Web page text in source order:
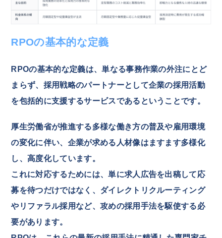
RPOの基本的な定義
RPOの基本的な定義は、単なる事務作業の外注にとど
まらず、採用戦略のパートナーとして企業の採用活動
を包括的に支援するサービスであるということです。
厚生労働省が推進する多様な働き方の普及や雇用環境
の変化に伴い、企業が求める人材像はますます多様化
し、高度化しています。
これに対応するためには、単に求人広告を出稿して応
募を待つだけではなく、ダイレクトリクルーティング
やリファラル採用など、攻めの採用手法を駆使する必
要があります。